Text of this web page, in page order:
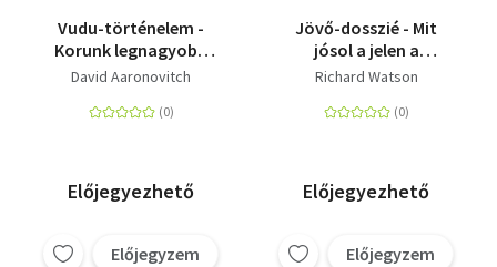
Vudu-történelem -
Korunk legnagyobb
összeesküvés-
leleplezése
David Aaronovitch
Előjegyezhető
Előjegyzem
Jövő-dosszié - Mit
jósol a jelen a
következő öt
A JELEN A KÖVETKEZŐ
Richard Watson
Előjegyezhető
Előjegyzem